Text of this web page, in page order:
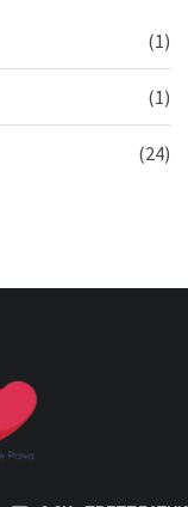
(1)
(1)
(24)